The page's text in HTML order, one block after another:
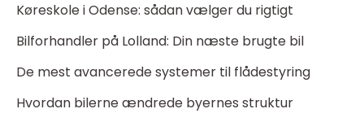
Køreskole i Odense: sådan vælger du rigtigt
Bilforhandler på Lolland: Din næste brugte bil
De mest avancerede systemer til flådestyring
Hvordan bilerne ændrede byernes struktur